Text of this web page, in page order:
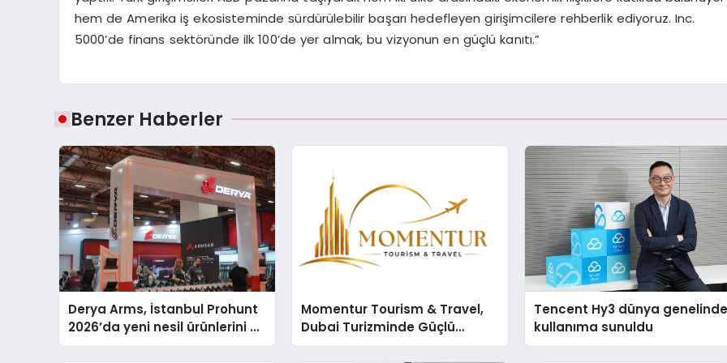
hem de Amerika iş ekosisteminde sürdürülebilir başarı hedefleyen girişimcilere rehberlik ediyoruz. Inc.
5000’de finans sektöründe ilk 100’de yer almak, bu vizyonun en güçlü kanıtı.”
Benzer Haberler
Derya Arms, İstanbul Prohunt
2026’da yeni nesil ürünlerini ve
global marka vizyonunu
Momentur Tourism & Travel,
Dubai Turizminde Güçlü
Operasyon Ağıyla Fark
Tencent Hy3 dünya
kullanıma sunuldu